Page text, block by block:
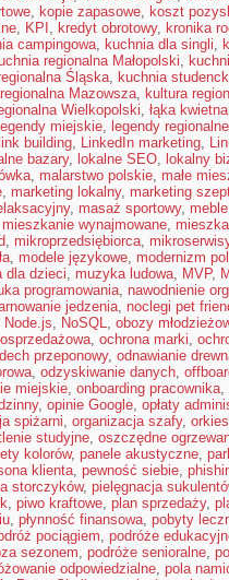
, kopie zapasowe, koszt
, KPI , kredyt obrotowy, kronika
campingowa, kuchnia dla singli,
regionalna Małopolski,
Śląska, kuchnia
Mazowsza, kultura
Wielkopolski, łąka kwietna
legendy miejskie, legendy regionalne
link building, LinkedIn marketing,
bazary, lokalne SEO, lokalny
, malarstwo polskie, małe
, marketing lokalny, marketing
, masaż sportowy,
mieszkanie wynajmowane,
, mikroprzedsiębiorca,
, modele językowe, modernizm
dla dzieci, muzyka ludowa, MVP,
programowania, nawodnienie
jedzenia, noclegi pet
Node.js, NoSQL, obozy
, ochrona marki,
przeponowy, odnawianie
, odzyskiwanie danych,
miejskie, onboarding pracownika,
, opinie Google, opłaty
spiżarni, organizacja szafy,
studyjne, oszczędne
kolorów, panele akustyczne,
klienta, pewność siebie,
storczyków, pielęgnacja
, piwo kraftowe, plan sprzedaży,
, płynność finansowa, pobyty
pociągiem, podróże
sezonem, podróże senioralne,
odpowiedzialne, pola